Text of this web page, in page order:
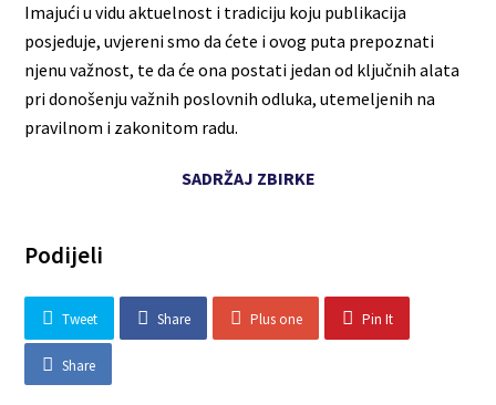
Imajući u vidu aktuelnost i tradiciju koju publikacija
posjeduje, uvjereni smo da ćete i ovog puta prepoznati
njenu važnost, te da će ona postati jedan od ključnih alata
pri donošenju važnih poslovnih odluka, utemeljenih na
pravilnom i zakonitom radu.
SADRŽAJ ZBIRKE
Podijeli
Tweet Share Plus one Pin It
Share